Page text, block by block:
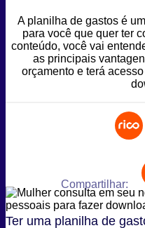
A planilha de gastos é
para você que quer ter
conteúdo, você vai
as principais
orçamento e terá
Compartilhar:
Ter uma planilha de